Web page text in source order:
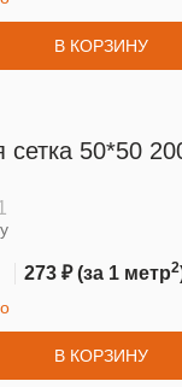
В КОРЗИНУ
сетка 50*50
273 ₽(за 1 метр2
В КОРЗИНУ